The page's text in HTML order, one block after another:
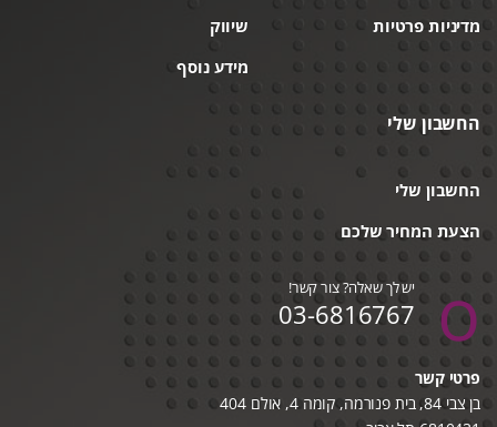
מדיניות פרטיות
שיווק
מידע נוסף
החשבון שלי
החשבון שלי
הצעת המחיר שלכם
יש לך שאלה? צור קשר!
03-6816767
פרטי קשר
בן צבי 84, בית פנורמה, קומה 4, אולם 404